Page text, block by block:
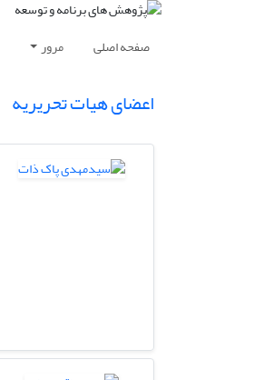
صفحه اصلی مرور
اعضای هیات تحریریه